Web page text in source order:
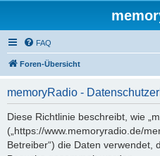
FAQ
Foren-Übersicht
memoryRadio -
Diese Richtlinie beschreibt, wie
(„https://www.memoryradio.de/
Betreiber“) die Daten verwendet,